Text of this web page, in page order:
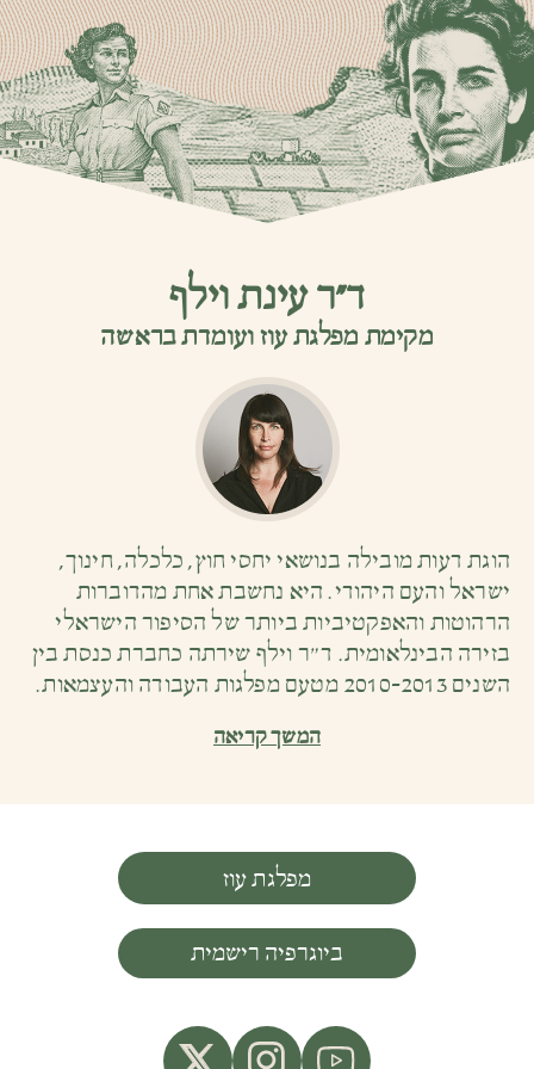
ד”ר עינת וילף
מקימת מפלגת עוז ועומדת בראשה
הוגת דעות מובילה בנושאי יחסי חוץ, כלכלה, חינוך,
ישראל והעם היהודי. היא נחשבת אחת מהדוברות
הרהוטות והאפקטיביות ביותר של הסיפור הישראלי
בזירה הבינלאומית. ד״ר וילף שירתה כחברת כנסת בין
השנים 2010-2013 מטעם מפלגות העבודה והעצמאות.
המשך קריאה
מפלגת עוז
ביוגרפיה רישמית